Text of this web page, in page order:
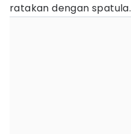
ratakan dengan spatula.